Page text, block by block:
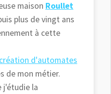
maison Roullet
plus de vingt ans
à cette
création d'automates
de mon métier.
j'étudie la